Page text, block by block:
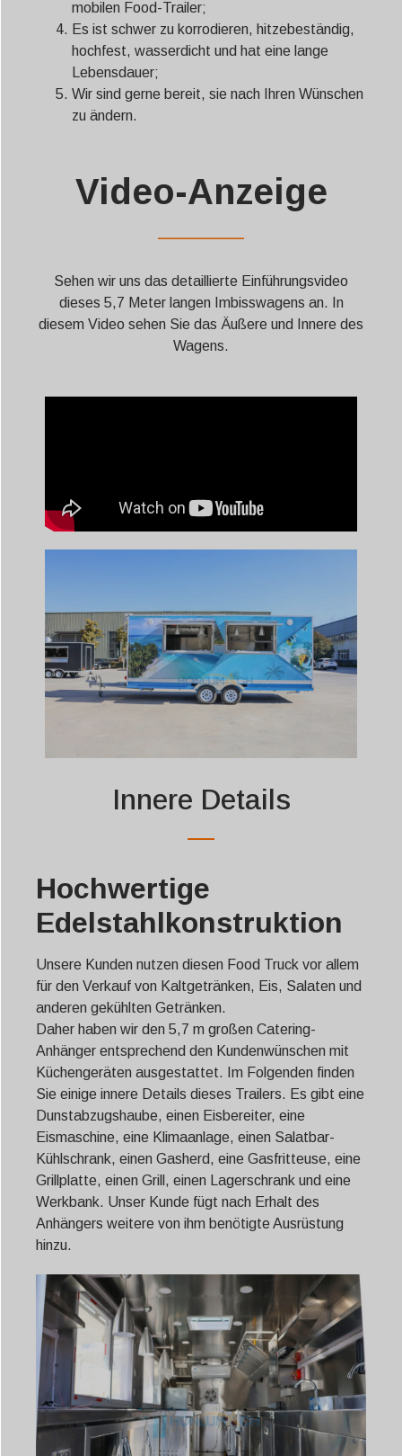
mobilen Food-Trailer;
Es ist schwer zu korrodieren, hitzebeständig,
hochfest, wasserdicht und hat eine lange
Lebensdauer;
Wir sind gerne bereit, sie nach Ihren Wünschen
zu ändern.
Video-Anzeige
——————
Sehen wir uns das detaillierte Einführungsvideo
dieses 5,7 Meter langen Imbisswagens an. In
diesem Video sehen Sie das Äußere und Innere des
Wagens.
Innere Details
Hochwertige
Edelstahlkonstruktion
Unsere Kunden nutzen diesen Food Truck vor allem
für den Verkauf von Kaltgetränken, Eis, Salaten und
anderen gekühlten Getränken.
Daher haben wir den 5,7 m großen Catering-
Anhänger entsprechend den Kundenwünschen mit
Küchengeräten ausgestattet. Im Folgenden finden
Sie einige innere Details dieses Trailers. Es gibt eine
Dunstabzugshaube, einen Eisbereiter, eine
Eismaschine, eine Klimaanlage, einen Salatbar-
Kühlschrank, einen Gasherd, eine Gasfritteuse, eine
Grillplatte, einen Grill, einen Lagerschrank und eine
Werkbank. Unser Kunde fügt nach Erhalt des
Anhängers weitere von ihm benötigte Ausrüstung
hinzu.